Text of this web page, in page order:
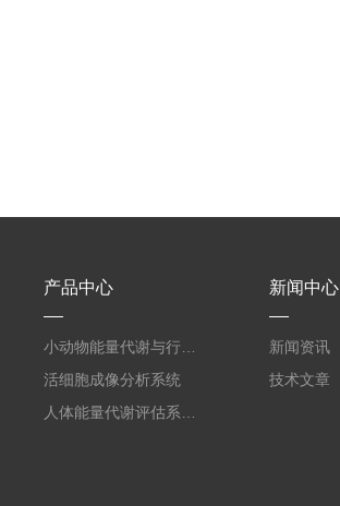
产品中心
活细胞成像分析系统
新闻中心
新闻资讯
技术文章